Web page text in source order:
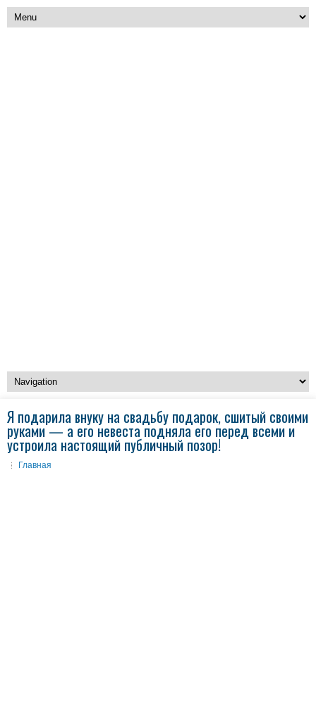
Я подарила внуку на свадьбу подарок, сшитый своими
руками — а его невеста подняла его перед всеми и
устроила настоящий публичный позор!
Главная